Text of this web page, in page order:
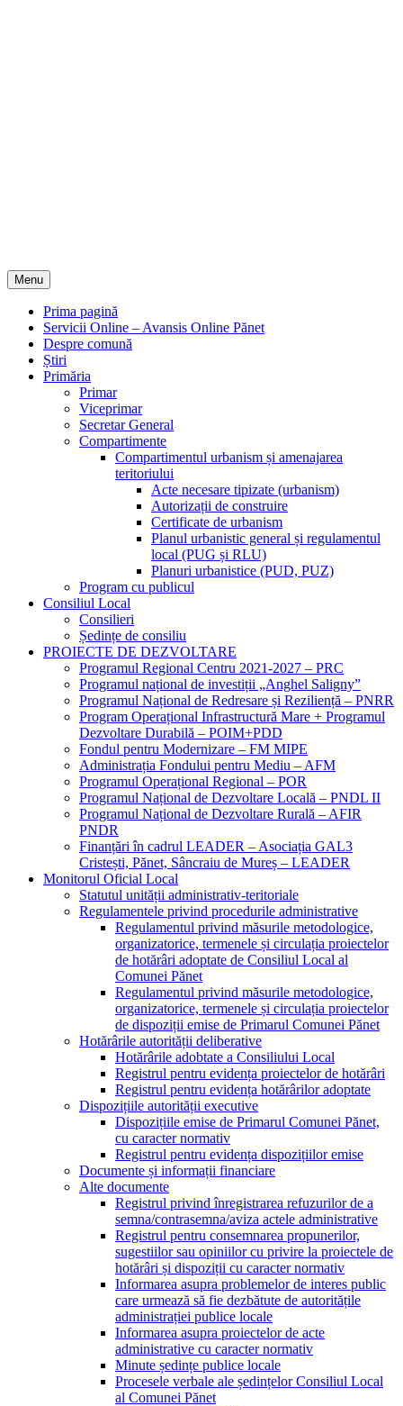
Menu
Prima pagină
Servicii Online – Avansis Online Pănet
Despre comună
Știri
Primăria
Primar
Viceprimar
Secretar General
Compartimente
Compartimentul urbanism și amenajarea
teritoriului
Acte necesare tipizate (urbanism)
Autorizații de construire
Certificate de urbanism
Planul urbanistic general și regulamentul
local (PUG și RLU)
Planuri urbanistice (PUD, PUZ)
Program cu publicul
Consiliul Local
Consilieri
Ședințe de consiliu
PROIECTE DE DEZVOLTARE
Programul Regional Centru 2021-2027 – PRC
Programul național de investiții „Anghel Saligny”
Programul Național de Redresare și Reziliență – PNRR
Program Operațional Infrastructură Mare + Programul
Dezvoltare Durabilă – POIM+PDD
Fondul pentru Modernizare – FM MIPE
Administrația Fondului pentru Mediu – AFM
Programul Operațional Regional – POR
Programul Național de Dezvoltare Locală – PNDL II
Programul Național de Dezvoltare Rurală – AFIR
PNDR
Finanțări în cadrul LEADER – Asociația GAL3
Cristești, Pănet, Sâncraiu de Mureș – LEADER
Monitorul Oficial Local
Statutul unității administrativ-teritoriale
Regulamentele privind procedurile administrative
Regulamentul privind măsurile metodologice,
organizatorice, termenele și circulația proiectelor
de hotărâri adoptate de Consiliul Local al
Comunei Pănet
Regulamentul privind măsurile metodologice,
organizatorice, termenele și circulația proiectelor
de dispoziții emise de Primarul Comunei Pănet
Hotărârile autorității deliberative
Hotărârile adobtate a Consiliului Local
Registrul pentru evidența proiectelor de hotărâri
Registrul pentru evidența hotărârilor adoptate
Dispozițiile autorității executive
Dispozițiile emise de Primarul Comunei Pănet,
cu caracter normativ
Registrul pentru evidența dispozițiilor emise
Documente și informații financiare
Alte documente
Registrul privind înregistrarea refuzurilor de a
semna/contrasemna/aviza actele administrative
Registrul pentru consemnarea propunerilor,
sugestiilor sau opiniilor cu privire la proiectele de
hotărâri și dispoziții cu caracter normativ
Informarea asupra problemelor de interes public
care urmează să fie dezbătute de autoritățile
administrației publice locale
Informarea asupra proiectelor de acte
administrative cu caracter normativ
Minute ședințe publice locale
Procesele verbale ale ședințelor Consiliul Local
al Comunei Pănet